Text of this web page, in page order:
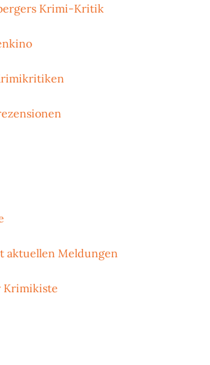
Krimi-Kritik
aktuellen Meldungen
Krimikiste